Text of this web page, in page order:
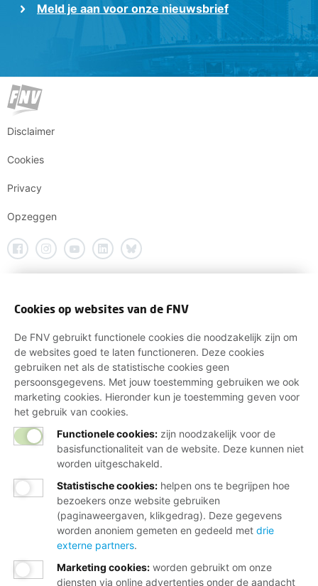
Meld je aan voor onze nieuwsbrief
Disclaimer
Cookies
Privacy
Opzeggen
Cookies op websites van de FNV
De FNV gebruikt functionele cookies die noodzakelijk zijn om
de websites goed te laten functioneren. Deze cookies
gebruiken net als de statistische cookies geen
persoonsgegevens. Met jouw toestemming gebruiken we ook
marketing cookies. Hieronder kun je toestemming geven voor
het gebruik van cookies.
Functionele cookies: zijn noodzakelijk voor de
basisfunctionaliteit van de website. Deze kunnen niet
worden uitgeschakeld.
Statistische cookies: helpen ons te begrijpen hoe
bezoekers onze website gebruiken
(paginaweergaven, klikgedrag). Deze gegevens
worden anoniem gemeten en gedeeld met drie
externe partners.
Marketing cookies: worden gebruikt om onze
diensten via online advertenties onder de aandacht